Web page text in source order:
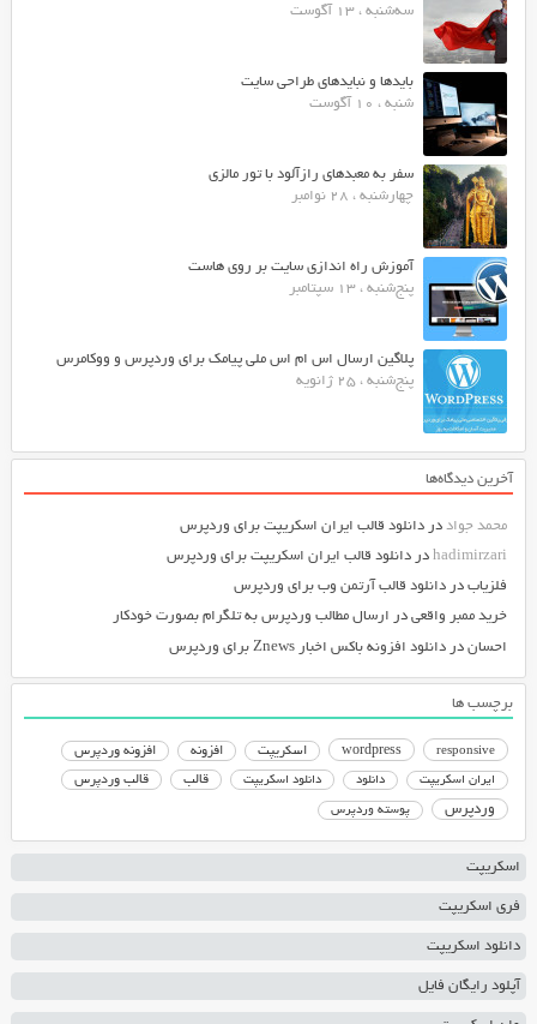
سه‌شنبه ، 13 آگوست
بایدها و نبایدهای طراحی سایت
شنبه ، 10 آگوست
سفر به معبدهای رازآلود با تور مالزی
چهارشنبه ، 28 نوامبر
آموزش راه اندازی سایت بر روی هاست
پنج‌شنبه ، 13 سپتامبر
پلاگین ارسال اس ام اس ملی پیامک برای وردپرس و ووکامرس
پنج‌شنبه ، 25 ژانویه
آخرین دیدگاه‌ها
محمد جواددر دانلود قالب ایران اسکریپت برای وردپرس
hadimirzariدر دانلود قالب ایران اسکریپت برای وردپرس
فلزیابدر دانلود قالب آرتمن وب برای وردپرس
خرید ممبر واقعیدر ارسال مطالب وردپرس به تلگرام بصورت خودکار
احساندر دانلود افزونه باکس اخبار Znews برای وردپرس
برچسب ها
responsive
wordpress اسکریپت افزونه افزونه وردپرس
ایران اسکریپت دانلود دانلود اسکریپت قالب قالب وردپرس
وردپرس پوسته وردپرس
اسکریپت
فری اسکریپت
دانلود اسکریپت
آپلود رایگان فایل